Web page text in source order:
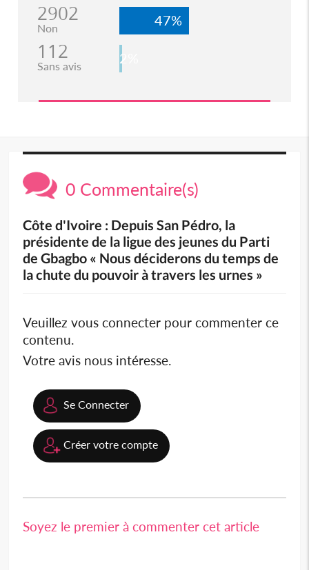
2902
Non 47%
112
Sans avis 2%
0 Commentaire(s)
Côte d'Ivoire : Depuis San Pédro, la
présidente de la ligue des jeunes du Parti
de Gbagbo « Nous déciderons du temps de
la chute du pouvoir à travers les urnes »
Veuillez vous connecter pour commenter ce
contenu.
Votre avis nous intéresse.
Se Connecter
Créer votre compte
Soyez le premier à commenter cet article